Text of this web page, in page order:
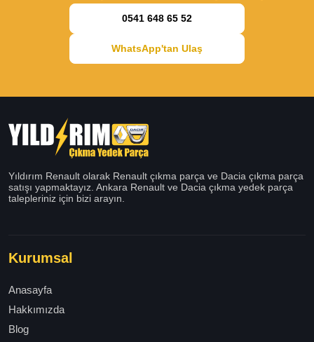
0541 648 65 52
WhatsApp'tan Ulaş
Yıldırım Renault olarak Renault çıkma parça ve Dacia çıkma parça
satışı yapmaktayız. Ankara Renault ve Dacia çıkma yedek parça
talepleriniz için bizi arayın.
Kurumsal
Anasayfa
Hakkımızda
Blog